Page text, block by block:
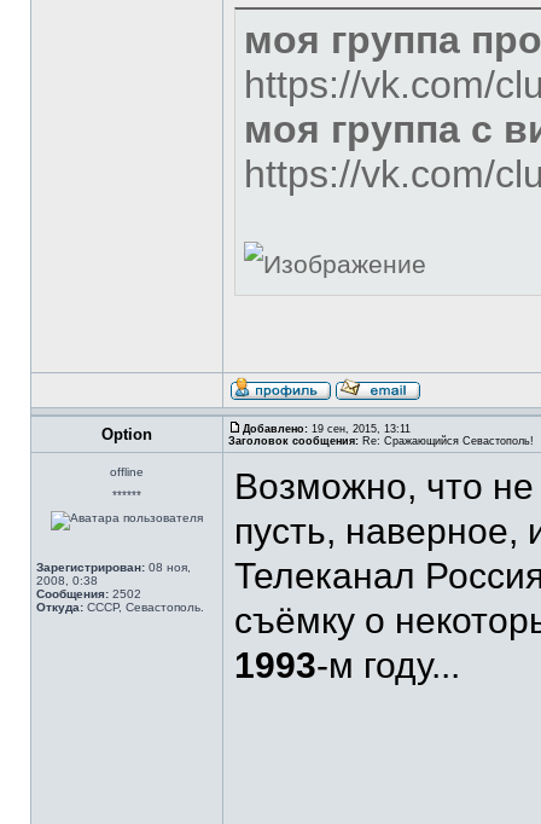
моя группа
https://vk.com/
моя группа с
https://vk.com/
Option Добавлено: 19 сен, 2015, 13:11
Заголовок сообщения: Re: Сражающийся Севастополь!
offline
******
Зарегистрирован: 08 ноя,
2008, 0:38
Сообщения: 2502
Откуда: СССР, Севастополь.
Возможно, что
пусть, наверное,
Телеканал
съёмку о
1993-м году...